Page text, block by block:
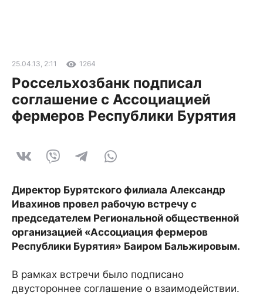
25.04.13, 2:11 1264
Россельхозбанк подписал
соглашение с Ассоциацией
фермеров Республики Бурятия
Директор Бурятского филиала Александр
Ивахинов провел рабочую встречу с
председателем Региональной общественной
организацией «Ассоциация фермеров
Республики Бурятия» Баиром Бальжировым.
В рамках встречи было подписано
двустороннее соглашение о взаимодействии.